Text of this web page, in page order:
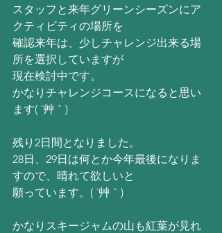
スタッフと来年グリーンシーズンにア
クティビティの場所を
確認来年は、少しチャレンジ出来る場
所を選択していますが
現在検討中です。
かなりチャレンジコースになると思い
ます( ´艸｀)
残り2日間となりました。
28日、29日は何とか今年最後になりま
すので、晴れて欲しいと
願っています。( ´艸｀)
かなりスキージャムの山も紅葉が見れ